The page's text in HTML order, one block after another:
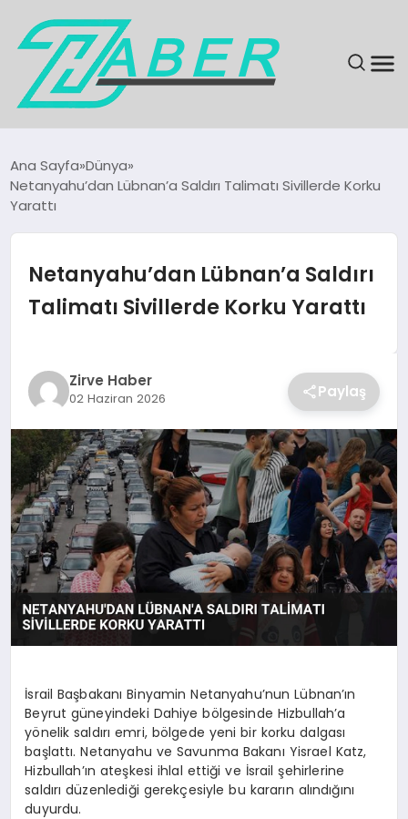
GÜNDEM
KÜLTÜR & SANAT
SAĞLIK
SPOR
TEKNOLOJI
Ana Sayfa Dünya
Netanyahu’dan Lübnan’a Saldırı Talimatı Sivillerde Korku
Yarattı
Netanyahu’dan Lübnan’a Saldırı
Talimatı Sivillerde Korku Yarattı
Zirve Haber
02 Haziran 2026 Paylaş
İsrail Başbakanı Binyamin Netanyahu’nun Lübnan’ın
Beyrut güneyindeki Dahiye bölgesinde Hizbullah’a
yönelik saldırı emri, bölgede yeni bir korku dalgası
başlattı. Netanyahu ve Savunma Bakanı Yisrael Katz,
Hizbullah’ın ateşkesi ihlal ettiği ve İsrail şehirlerine
saldırı düzenlediği gerekçesiyle bu kararın alındığını
duyurdu.